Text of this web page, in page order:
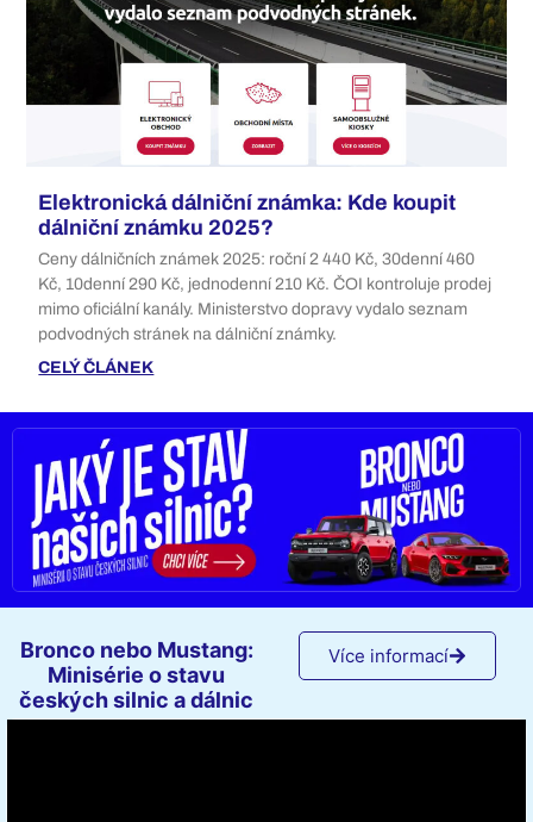
Elektronická dálniční známka: Kde koupit
dálniční známku 2025?
Ceny dálničních známek 2025: roční 2 440 Kč, 30denní 460
Kč, 10denní 290 Kč, jednodenní 210 Kč. ČOI kontroluje prodej
mimo oficiální kanály. Ministerstvo dopravy vydalo seznam
podvodných stránek na dálniční známky.
CELÝ ČLÁNEK
Bronco nebo Mustang:
Minisérie o stavu
českých silnic a dálnic
Více informací